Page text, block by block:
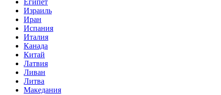
Египет
Израиль
Иран
Испания
Италия
Канада
Китай
Латвия
Ливан
Литва
Македания